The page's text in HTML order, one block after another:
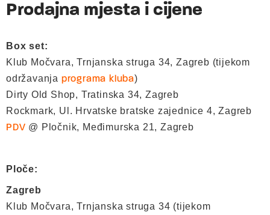
Prodajna mjesta i cijene
Box set:
Klub Močvara, Trnjanska struga 34, Zagreb (tijekom
održavanja programa kluba)
Dirty Old Shop, Tratinska 34, Zagreb
Rockmark, Ul. Hrvatske bratske zajednice 4, Zagreb
PDV @ Pločnik, Međimurska 21, Zagreb
Ploče:
Zagreb
Klub Močvara, Trnjanska struga 34 (tijekom